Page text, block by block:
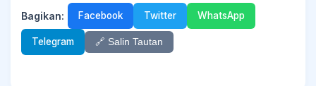
Bagikan: Facebook Twitter WhatsApp
Telegram 🔗 Salin Tautan